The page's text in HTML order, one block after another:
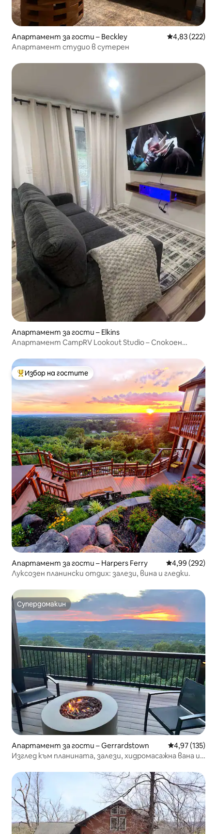
Апартамент за гости – Beckley Средна
4,83 (222)
Апартамент студио в сутерен
Апартамент за гости – Elkins
Апартамент CampRV Lookout Studio – Спокоен
Най-популярен избор на гостите
Избор на гостите
Апартамент за гости – Harpers Ferry Средна
4,99 (292)
Луксозен планински отдих: залези, вина и гледки.
Супердомакин
Супердомакин
Апартамент за гости – Gerrardstown Средна
4,97 (135)
Изглед към планината, залези, хидромасажна вана и